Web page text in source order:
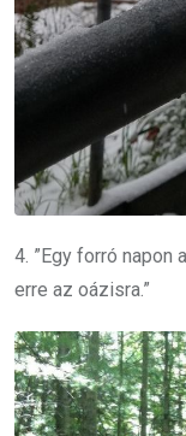
4. ”Egy forró napon
erre az oázisra.”